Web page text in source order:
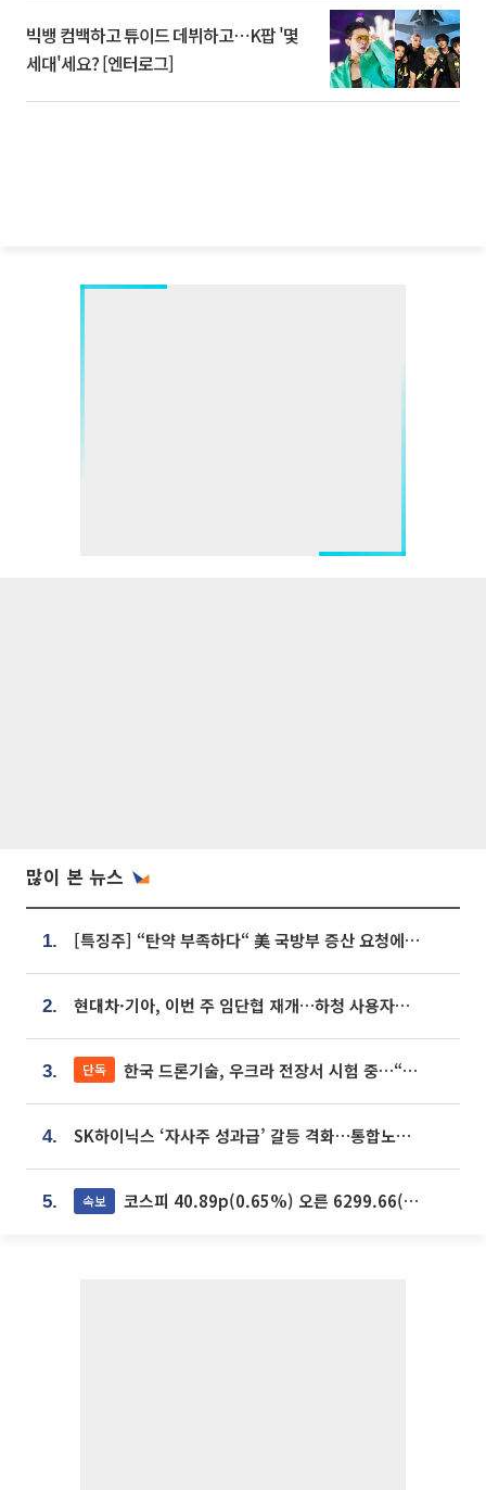
빅뱅 컴백하고 튜이드 데뷔하고⋯K팝 '몇
세대'세요? [엔터로그]
많이 본 뉴스
1. [특징주] “탄약 부족하다“ 美 국방부 증산 요청에⋯국내 방산주 급등세
2. 현대차·기아, 이번 주 임단협 재개…하청 사용자성 재심도 ‘변수’
3. 단독 한국 드론기술, 우크라 전장서 시험 중…“스타트업 여러 곳 참여”
4. SK하이닉스 ‘자사주 성과급’ 갈등 격화…통합노조 출범 움직임
5. 속보 코스피 40.89p(0.65%) 오른 6299.66(마감)